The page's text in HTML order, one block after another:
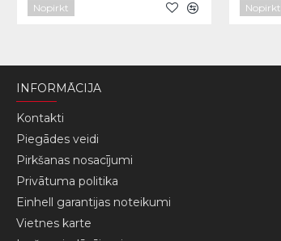
Nopirkt Nopirkt
INFORMĀCIJA
Kontakti
Piegādes veidi
Pirkšanas nosacījumi
Privātuma politika
Einhell garantijas noteikumi
Vietnes karte